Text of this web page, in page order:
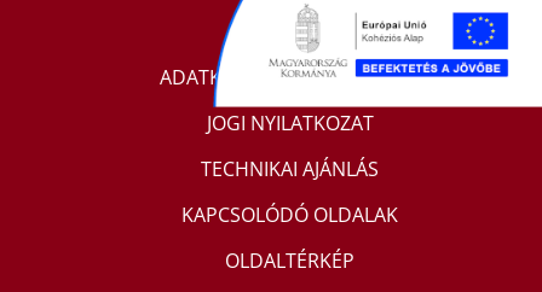
IMPRESSZUM
ADATKEZELÉSI TÁJÉKOZTATÓ
JOGI NYILATKOZAT
TECHNIKAI AJÁNLÁS
KAPCSOLÓDÓ OLDALAK
OLDALTÉRKÉP